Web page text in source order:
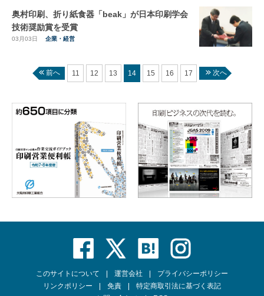
奥村印刷、折り紙食器「beak」が日本印刷学会
技術奨励賞を受賞
03月03日 企業・経営
前へ 11 12 13 14 15 16 17 次へ
このサイトについて 運営会社
プライバシーポリシー
リンクポリシー
免責
特定商取引法に基づく表記